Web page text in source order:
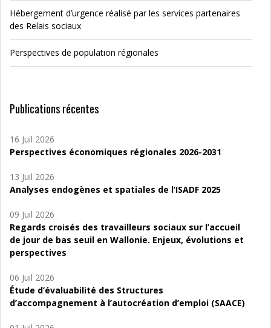
Hébergement d’urgence réalisé par les services partenaires
des Relais sociaux
Perspectives de population régionales
Publications récentes
16 Juil 2026
Perspectives économiques régionales 2026-2031
13 Juil 2026
Analyses endogènes et spatiales de l’ISADF 2025
09 Juil 2026
Regards croisés des travailleurs sociaux sur l’accueil
de jour de bas seuil en Wallonie. Enjeux, évolutions et
perspectives
06 Juil 2026
Étude d’évaluabilité des Structures
d’accompagnement à l’autocréation d’emploi (SAACE)